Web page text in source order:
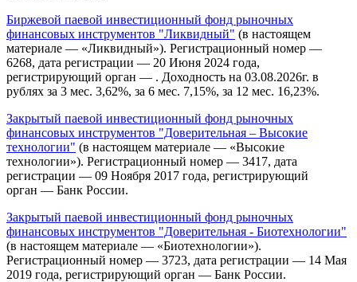
Биржевой паевой инвестиционный фонд рыночных
финансовых инструментов "Ликвидный" (в настоящем
материале — «Ликвидный»). Регистрационный номер —
6268, дата регистрации — 20 Июня 2024 года,
регистрирующий орган — . Доходность на 03.08.2026г. в
рублях за 3 мес. 3,62%, за 6 мес. 7,15%, за 12 мес. 16,23%.
Закрытый паевой инвестиционный фонд рыночных
финансовых инструментов "Доверительная – Высокие
технологии" (в настоящем материале — «Высокие
технологии»). Регистрационный номер — 3417, дата
регистрации — 09 Ноября 2017 года, регистрирующий
орган — Банк России.
Закрытый паевой инвестиционный фонд рыночных
финансовых инструментов "Доверительная - Биотехнологии"
(в настоящем материале — «Биотехнологии»).
Регистрационный номер — 3723, дата регистрации — 14 Мая
2019 года, регистрирующий орган — Банк России.